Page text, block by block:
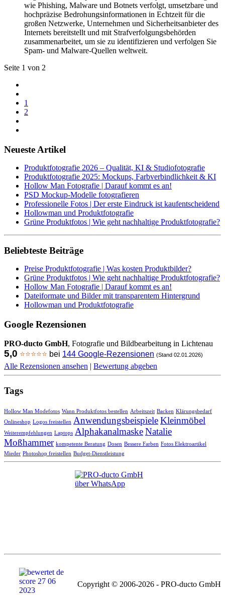
wie Phishing, Malware und Botnets verfolgt, umsetzbare und
hochpräzise Bedrohungsinformationen in Echtzeit für die
großen Netzwerke, Unternehmen und Sicherheitsanbieter des
Internets bereitstellt und mit Strafverfolgungsbehörden
zusammenarbeitet, um sie zu identifizieren und verfolgen Sie
Spam- und Malware-Quellen weltweit.
Seite 1 von 2
1
2
Neueste Artikel
Produktfotografie 2026 – Qualität, KI & Studiofotografie
Produktfotografie 2025: Mockups, Farbverbindlichkeit & KI
Hollow Man Fotografie | Darauf kommt es an!
PSD Mockup-Modelle fotografieren
Professionelle Fotos | Der erste Eindruck ist kaufentscheidend
Hollowman und Produktfotografie
Grüne Produktfotos | Wie geht nachhaltige Produktfotografie?
Beliebteste Beiträge
Preise Produktfotografie | Was kosten Produktbilder?
Grüne Produktfotos | Wie geht nachhaltige Produktfotografie?
Hollow Man Fotografie | Darauf kommt es an!
Dateiformate und Bilder mit transparentem Hintergrund
Hollowman und Produktfotografie
Google Rezensionen
PRO-ducto GmbH, Fotografie und Bildbearbeitung in Lichtenau
5,0 ⭐⭐⭐⭐⭐ bei 144 Google-Rezensionen (Stand 02.01.2026)
Alle Rezensionen ansehen | Bewertung abgeben
Tags
Hollow Man Modefotos Wann Produktfotos bestellen Arbeitszeit Backen Klärungsbedarf
Onlineshop Logos freistellen AnwendungsbeispieleKleinmöbel
Weiterempfehlungen Laptops AlphakanalmaskeNatalie
Moßhammer kompetente Beratung Dosen Bessere Farben Fotos Elektroartikel
Mieder Photoshop freistellen Budget-Dienstleistung
Copyright © 2006-2026 - PRO-ducto GmbH